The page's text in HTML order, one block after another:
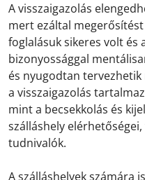
A visszaigazolás
mert ezáltal
foglalásuk sikeres volt és
bizonyossággal
és nyugodtan tervezhetik
a visszaigazolás
mint a becsekkolás és
szálláshely
tudnivalók.
A szálláshelyek számára